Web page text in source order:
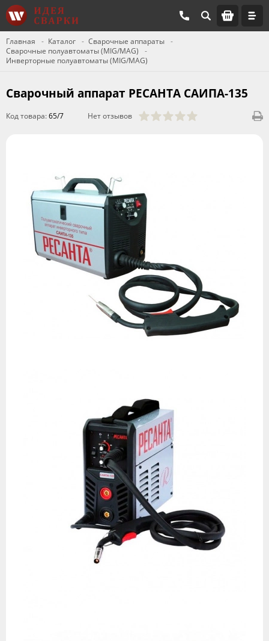
Главная Каталог
Сварочные аппараты
Сварочные полуавтоматы (MIG/MAG)
Инверторные полуавтоматы (MIG/MAG)
Сварочный аппарат РЕСАНТА САИПА-135
Код товара:65/7 Нет отзывов